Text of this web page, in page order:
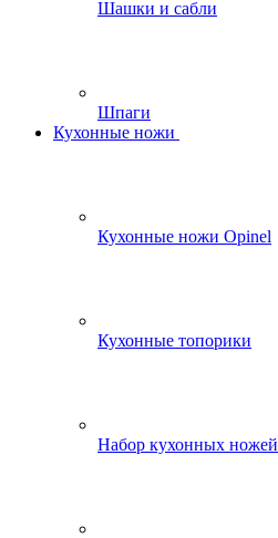
Шашки и сабли
Шпаги
Кухонные ножи
Кухонные ножи Opinel
Кухонные топорики
Набор кухонных ножей